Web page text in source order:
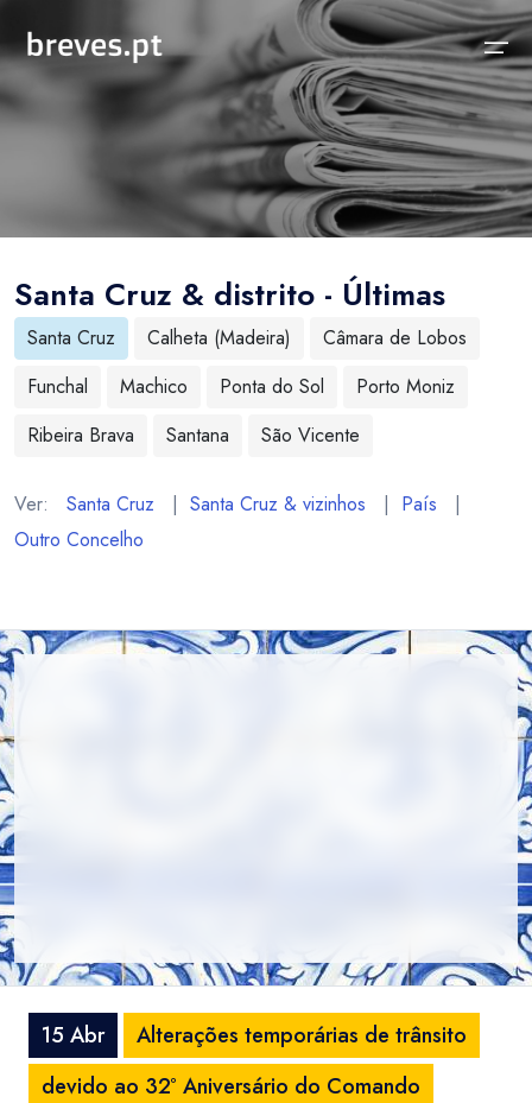
Notícias
Concelhos Vizinhos
Distrito
País
Temas
Sobre
Funcionalidades
As nossas Fontes
Perguntas Frequentes
Contactos
Santa Cruz & distrito - Últimas
Santa Cruz Calheta (Madeira)
Câmara de Lobos
Funchal
Machico Ponta do Sol
Porto Moniz
Ribeira Brava
Santana São Vicente
Ver: Santa Cruz | Santa Cruz & vizinhos | País |
Outro Concelho
15 Abr
Alterações temporárias de trânsito
devido ao 32º Aniversário do Comando